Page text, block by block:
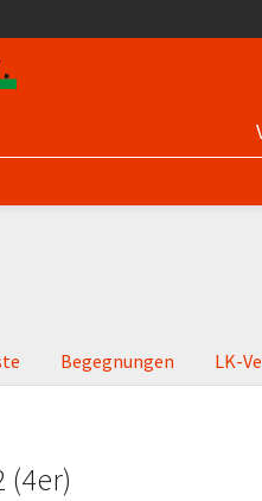
Begegnungen LK-
(4er)